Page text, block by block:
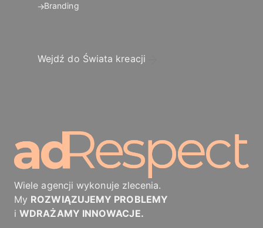
Branding
Wejdź do Świata kreacji
Wiele agencji wykonuje zlecenia.
My ROZWIĄZUJEMY PROBLEMY
iWDRAŻAMY INNOWACJE.